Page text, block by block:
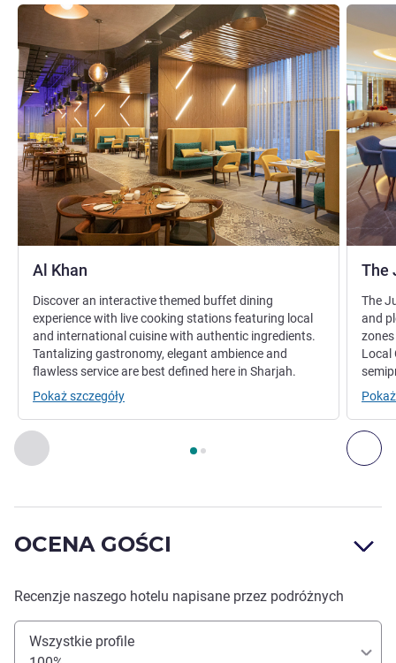
Poprzedni - Restauracja
Strona , Restauracja 1 : Al Khan , Restauracja 2 : The
Al Khan
Pokaż szczegóły
Discover an interactive themed buffet dining
experience with live cooking stations featuring local
and international cuisine with authentic ingredients.
Tantalizing gastronomy, elegant ambience and
flawless service are best defined here in Sharjah.
Pokaż szczegóły
The
Pokaż
The
and
Local
OCENA GOŚCI
Recenzje naszego hotelu napisane przez podróżnych
Wszystkie profile